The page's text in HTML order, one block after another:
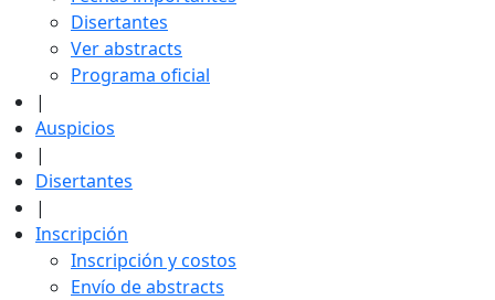
Disertantes
Ver abstracts
Programa oficial
|
Auspicios
|
Disertantes
|
Inscripción
Inscripción y costos
Envío de abstracts